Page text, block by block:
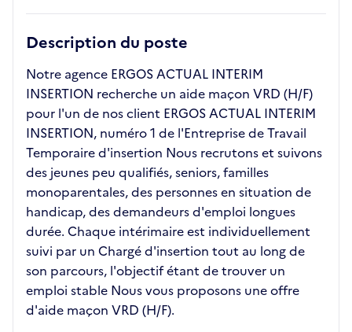
Description du poste
Notre agence ERGOS ACTUAL INTERIM
INSERTION recherche un aide maçon VRD (H/F)
pour l'un de nos client ERGOS ACTUAL INTERIM
INSERTION, numéro 1 de l'Entreprise de Travail
Temporaire d'insertion Nous recrutons et suivons
des jeunes peu qualifiés, seniors, familles
monoparentales, des personnes en situation de
handicap, des demandeurs d'emploi longues
durée. Chaque intérimaire est individuellement
suivi par un Chargé d'insertion tout au long de
son parcours, l'objectif étant de trouver un
emploi stable Nous vous proposons une offre
d'aide maçon VRD (H/F).